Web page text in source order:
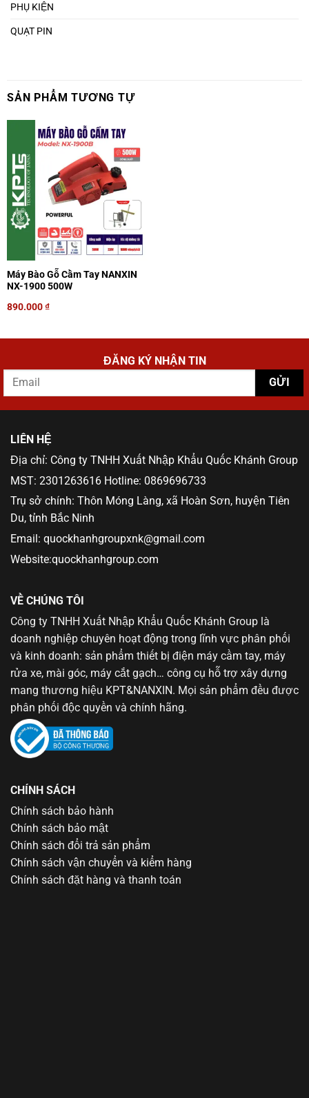
PHỤ KIỆN
QUẠT PIN
SẢN PHẨM TƯƠNG TỰ
Máy Bào Gỗ Cầm Tay NANXIN
NX-1900 500W
890.000₫
ĐĂNG KÝ NHẬN TIN
LIÊN HỆ
Địa chỉ: Công ty TNHH Xuất Nhập Khẩu Quốc Khánh Group
MST: 2301263616 Hotline: 0869696733
Trụ sở chính: Thôn Móng Làng, xã Hoàn Sơn, huyện Tiên
Du, tỉnh Bắc Ninh
Email: quockhanhgroupxnk@gmail.com
Website:quockhanhgroup.com
VỀ CHÚNG TÔI
Công ty TNHH Xuất Nhập Khẩu Quốc Khánh Group là
doanh nghiệp chuyên hoạt động trong lĩnh vực phân phối
và kinh doanh: sản phẩm thiết bị điện máy cầm tay, máy
rửa xe, mài góc, máy cắt gạch… công cụ hỗ trợ xây dựng
mang thương hiệu KPT&NANXIN. Mọi sản phẩm đều được
phân phối độc quyền và chính hãng.
CHÍNH SÁCH
Chính sách bảo hành
Chính sách bảo mật
Chính sách đổi trả sản phẩm
Chính sách vận chuyển và kiểm hàng
Chính sách đặt hàng và thanh toán